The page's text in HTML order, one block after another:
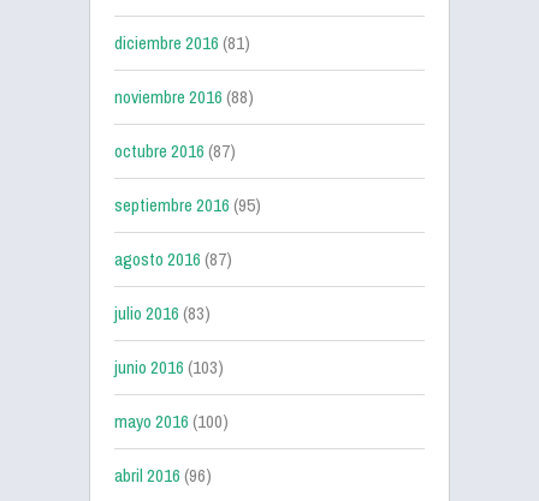
diciembre 2016(81)
noviembre 2016(88)
octubre 2016(87)
septiembre 2016(95)
agosto 2016(87)
julio 2016(83)
junio 2016(103)
mayo 2016(100)
abril 2016(96)